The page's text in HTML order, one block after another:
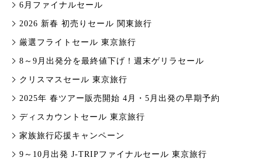
6月ファイナルセール
2026 新春 初売りセール 関東旅行
厳選フライトセール 東京旅行
8～9月出発分を最終値下げ！週末ゲリラセール
クリスマスセール 東京旅行
2025年 春ツアー販売開始 4月・5月出発の早期予約
ディスカウントセール 東京旅行
家族旅行応援キャンペーン
9～10月出発 J-TRIPファイナルセール 東京旅行